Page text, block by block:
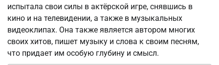
испытала свои силы в актёрской игре, снявшись в
кино и на телевидении, а также в музыкальных
видеоклипах. Она также является автором многих
своих хитов, пишет музыку и слова к своим песням,
что придает им особую глубину и смысл.